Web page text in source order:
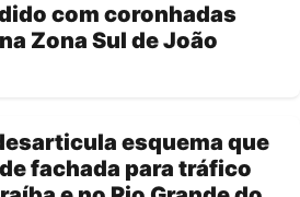
com coronhadas
Zona Sul de João
esquema que
fachada para tráfico